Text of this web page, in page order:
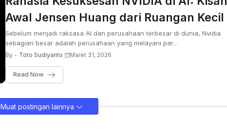
Awal Jensen Huang dari Ruangan Kecil
Sebelum menjadi raksasa AI dan perusahaan terbesar di dunia, Nvidia
sebagian besar adalah perusahaan yang melayani par…
By - Toto Sudiyanto Maret 31, 2026
Read Now
Muat postingan lainnya